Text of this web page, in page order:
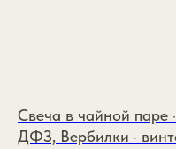
Свеча в чайной паре ·
ДФЗ, Вербилки ·
Контакты